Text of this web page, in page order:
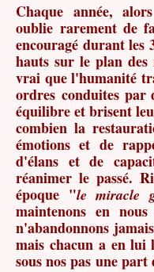
Chaque année,
oublie rarement de
encouragé durant les
hauts sur le plan
vrai que l'humanité
ordres conduites par
équilibre et brisent
combien la
émotions et de
d'élans et de
réanimer le passé.
époque "le miracle
maintenons en
n'abandonnons
mais chacun a en lui
sous nos pas une